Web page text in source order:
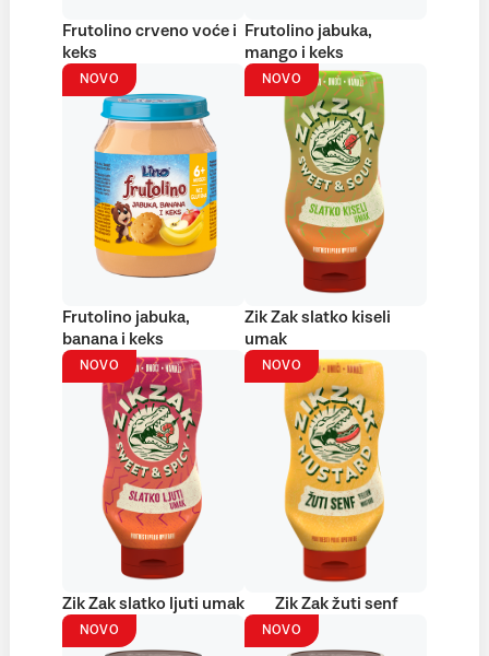
Frutolino crveno voće i
keks
Frutolino jabuka,
mango i keks
NOVO
Frutolino jabuka,
banana i keks
NOVO
Zik Zak slatko kiseli
umak
NOVO
Zik Zak slatko ljuti umak
NOVO
Zik Zak žuti senf
NOVO NOVO